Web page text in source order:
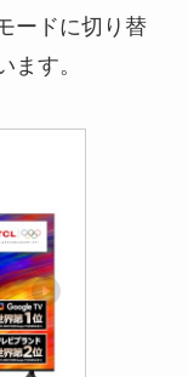
ードに切り替
ます。